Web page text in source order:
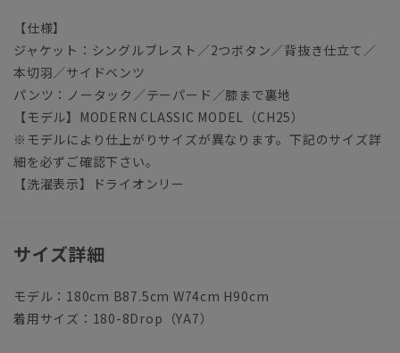
【仕様】
ジャケット：シングルブレスト／2つボタン／背抜き仕立て／
本切羽／サイドベンツ
パンツ：ノータック／テーパード／膝まで裏地
【モデル】MODERN CLASSIC MODEL（CH25）
※モデルにより仕上がりサイズが異なります。下記のサイズ詳
細を必ずご確認下さい。
【洗濯表示】ドライオンリー
サイズ詳細
モデル：180cm B87.5cm W74cm H90cm
着用サイズ：180-8Drop（YA7）